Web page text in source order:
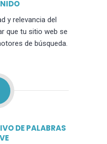
y relevancia del
que tu sitio web se
de búsqueda.
DE PALABRAS